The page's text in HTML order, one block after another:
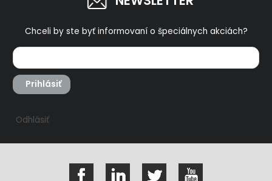
Chceli by ste byť informovaní o špeciálnych akciách?
Prihlásiť
Odhlásiť